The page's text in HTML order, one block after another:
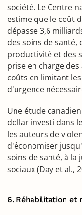
société. Le Centre
estime que le coût
dépasse 3,6
des soins de santé,
productivité et des
prise en charge
coûts en limitant
d'urgence
Une étude
dollar investi dans
les auteurs de
d'économiser
soins de santé, à la
sociaux (Day et al.,
6. Réhabilitation et